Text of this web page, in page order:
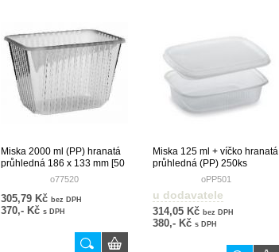
Miska 2000 ml (PP) hranatá
průhledná 186 x 133 mm [50
o77520
305,79 Kč bez DPH
370,- Kč s DPH
Miska 125 ml + víčko hranatá
průhledná (PP) 250ks
oPP501
u dodavatele
314,05 Kč bez DPH
380,- Kč s DPH